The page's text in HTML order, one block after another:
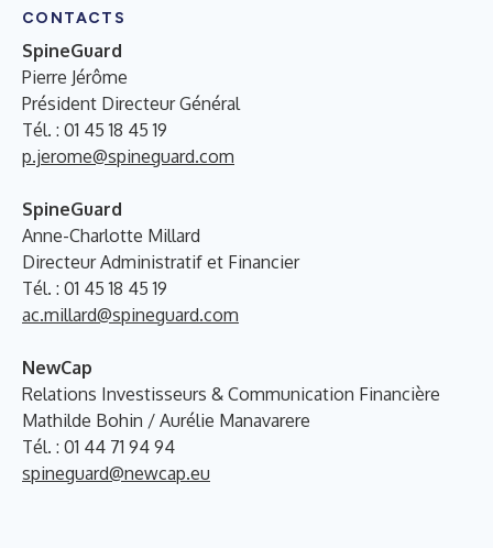
CONTACTS
SpineGuard
Pierre Jérôme
Président Directeur Général
Tél. : 01 45 18 45 19
p.jerome@spineguard.com
SpineGuard
Anne-Charlotte Millard
Directeur Administratif et Financier
Tél. : 01 45 18 45 19
ac.millard@spineguard.com
NewCap
Relations Investisseurs & Communication Financière
Mathilde Bohin / Aurélie Manavarere
Tél. : 01 44 71 94 94
spineguard@newcap.eu